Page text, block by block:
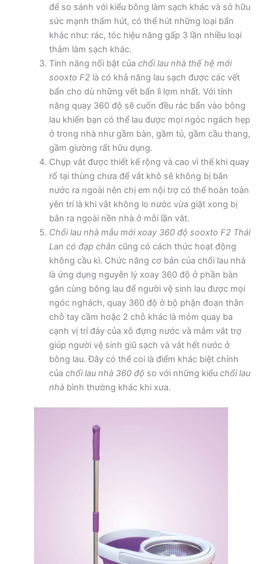
để so sánh với kiểu bông làm sạch khác và sở hữu
sức mạnh thấm hút, có thể hút những loại bẩn
khác như: rác, tóc hiệu năng gấp 3 lần nhiều loại
thảm làm sạch khác.
Tính năng nổi bật của chổi lau nhà thế hệ mới
sooxto F2là có khả năng lau sạch được các vết
bẩn cho dù những vết bẩn lì lợm nhất. Với tính
năng quay 360 độ sẽ cuốn đều rác bẩn vào bông
lau khiến bạn có thể lau được mọi ngóc ngách hẹp
ở trong nhà như gầm bàn, gầm tủ, gầm cầu thang,
gầm giường rất hữu dụng.
Chụp vắt được thiết kế rộng và cao vì thế khi quay
rổ tại thùng chưa để vắt khô sẽ không bị bắn
nước ra ngoài nên chị em nội trợ có thể hoàn toàn
yên trí là khi vắt không lo nước vừa giặt xong bị
bắn ra ngoài nền nhà ở mỗi lần vắt.
Chổi lau nhà mẫu mới xoay 360 độ sooxto F2 Thái
Lan có đạp chân cũng có cách thức hoạt động
không cầu kì. Chức năng cơ bản của chổi lau nhà
là ứng dụng nguyên lý xoay 360 độ ở phần bàn
gắn cùng bông lau để người vệ sinh lau được mọi
ngóc nghách, quay 360 độ ở bộ phận đoạn thân
chỗ tay cầm hoặc 2 chỗ khác là mỏm quay ba
cạnh vị trí đáy của xô đựng nước và mâm vắt trợ
giúp người vệ sinh giũ sạch và vắt hết nước ở
bông lau. Đây có thể coi là điểm khác biệt chính
của chổi lau nhà 360 độ so với những kiểu chổi lau
nhàbình thường khác khi xưa.